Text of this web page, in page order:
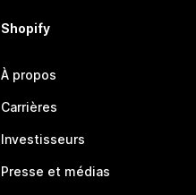
Shopify
À propos
Carrières
Investisseurs
Presse et médias